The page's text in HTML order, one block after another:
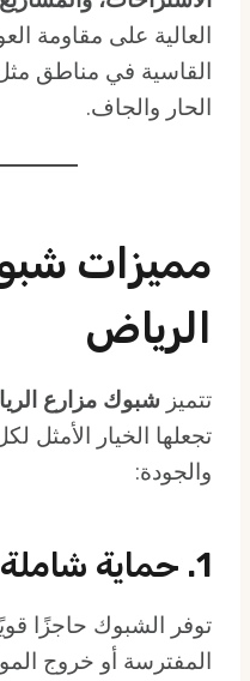
العالية على مقاومة
القاسية في مناطق
الحار والجاف.
مميزات
الرياض
تتميز شبوك مزارع
تجعلها الخيار الأمثل
والجودة:
1. حماية
توفر الشبوك حاجزًا
المفترسة أو خروج